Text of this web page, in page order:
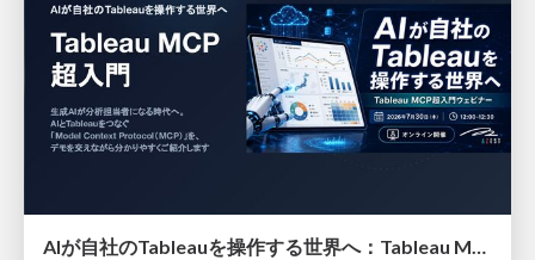
AIが自社のTableauを操作する世界へ：Tableau MCP超入門